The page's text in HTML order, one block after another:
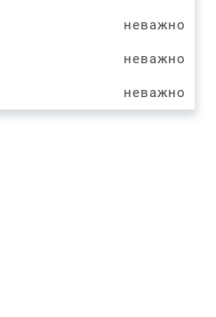
неважно
неважно
неважно